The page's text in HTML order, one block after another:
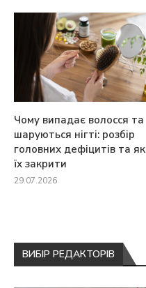
Чому випадає волосся та
шаруються нігті: розбір
головних дефіцитів та як
їх закрити
29.07.2026
ВИБІР РЕДАКТОРІВ